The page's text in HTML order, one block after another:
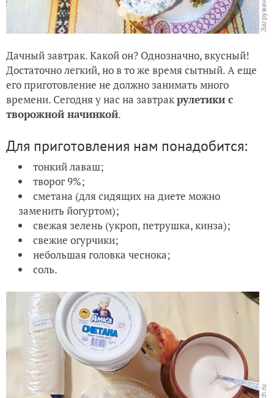
Дачный завтрак. Какой он? Однозначно, вкусный!
Достаточно легкий, но в то же время сытный. А еще
его приготовление не должно занимать много
времени. Сегодня у нас на завтракрулетики с
творожной начинкой.
Для приготовления нам понадобится:
тонкий лаваш;
творог 9%;
сметана (для сидящих на диете можно
заменить йогуртом);
свежая зелень (укроп, петрушка, кинза);
свежие огурчики;
небольшая головка чеснока;
соль.